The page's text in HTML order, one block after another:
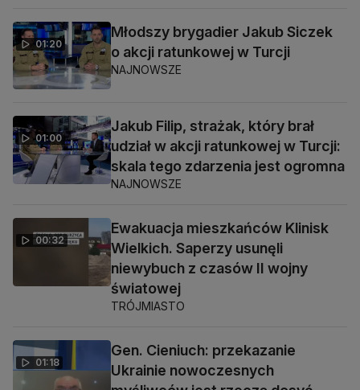
01:20
Młodszy brygadier Jakub Siczek
o akcji ratunkowej w Turcji
NAJNOWSZE
01:00
Jakub Filip, strażak, który brał
udział w akcji ratunkowej w Turcji:
skala tego zdarzenia jest ogromna
NAJNOWSZE
00:32
Ewakuacja mieszkańców Klinisk
Wielkich. Saperzy usunęli
niewybuch z czasów II wojny
światowej
TRÓJMIASTO
01:18
Gen. Cieniuch: przekazanie
Ukrainie nowoczesnych